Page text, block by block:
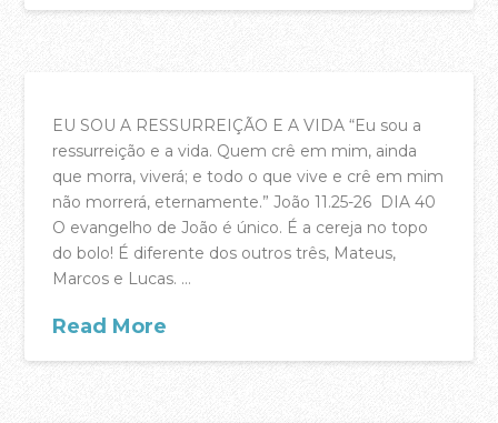
Celebrações de Domingo
Pequenos Grupos
Crianças
Jovens e Adolescentes
SWITCH – Jovens Adultos
Casais
A Escola Bíblica da Casa
Batismos
acasadac 02.21.2018
EU SOU A RESSURREIÇÃO E A VIDA “Eu sou a
ressurreição e a vida. Quem crê em mim, ainda
que morra, viverá; e todo o que vive e crê em mim
não morrerá, eternamente.” João 11.25-26 DIA 40
O evangelho de João é único. É a cereja no topo
do bolo! É diferente dos outros três, Mateus,
Marcos e Lucas. …
Read More
acasadac04.15.2017